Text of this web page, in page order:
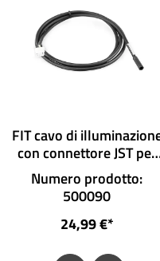
FIT cavo di
con connettore JST per
luci anteriori con
connettore
Numero prodotto:
500090
24,99 €*